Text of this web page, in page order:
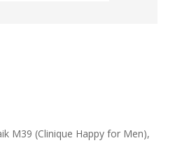
M39 (Clinique Happy for Men),